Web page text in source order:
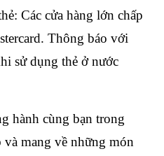
Các cửa hàng lớn chấp
Thông báo với
sử dụng thẻ ở nước
hành cùng bạn trong
và mang về những món